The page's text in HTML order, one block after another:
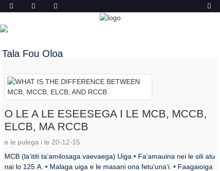
TALA FOU
Tala Fou Oloa
O LE A LE ESEESEGA I LE MCB, MCCB,
ELCB, MA RCCB
e le pulega i le 20-12-15
MCB (laʻititi taʻamilosaga vaevaega) Uiga • Faʻamauina nei le sili atu
nai lo 125 A. • Malaga uiga e le masani ona fetuʻunaʻi. • Faagaioiga